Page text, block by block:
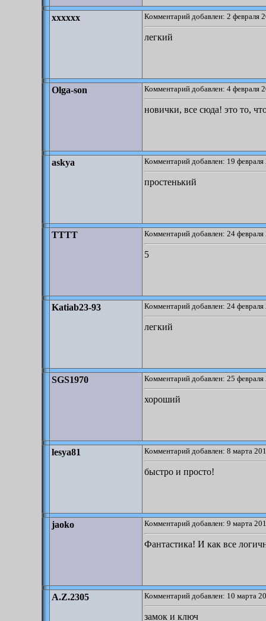
xxxxxx Комментарий добавлен: 2 февраля
легкий
Olga-son Комментарий добавлен: 4 февраля
новички, все сюда! это то,
askya Комментарий добавлен: 19
простенький
TTTT Комментарий добавлен: 24
5
Katiab23-93 Комментарий добавлен: 24
легкий
SGS1970 Комментарий добавлен: 25
хороший
lesya81 Комментарий добавлен: 8 марта
быстро и просто!
jaoko Комментарий добавлен: 9 марта
Фантастика! И как все
A.Z.2305 Комментарий добавлен: 10 марта
замок и ключ